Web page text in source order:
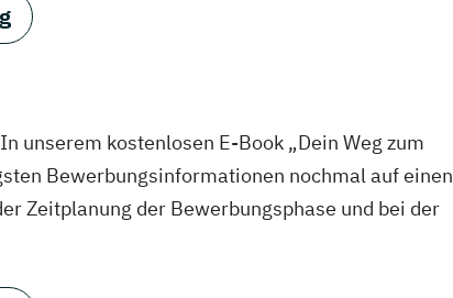
unserem kostenlosen E-Book „Dein Weg zum
Bewerbungsinformationen nochmal auf einen
Zeitplanung der Bewerbungsphase und bei der